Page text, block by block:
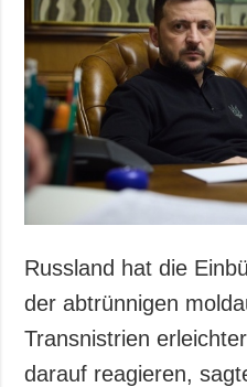
Gesellschaft und
Kultur
Sport
Kriminalität
Notstand und
Notfälle
ZUSÄTZLICH
Veröffentlichungen
Interview
Fotos
Video
Russland hat die
der abtrünnigen
Transnistrien
darauf reagieren,